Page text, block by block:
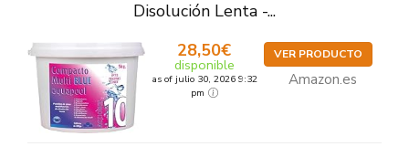
Disolución Lenta -...
28,50€
disponible
as of julio 30, 2026 9:32
pm
VER PRODUCTO
Amazon.es